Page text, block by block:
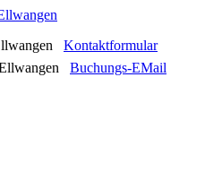
Kontaktformular
Buchungs-EMail